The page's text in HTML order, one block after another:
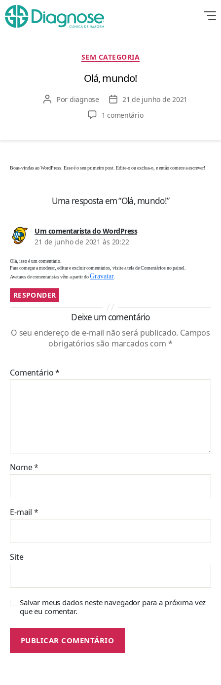
SEM CATEGORIA
Olá, mundo!
Autor
Por diagnose
Data
publicação
21 de junho de 2021
1 comentárioem
Boas-vindas ao WordPress. Esse é o seu primeiro post. Edite-o ou exclua-o, e então comece a escrever!
Uma resposta em “Olá, mundo!”
Um comentarista do WordPressdiz:
21 de junho de 2021 às 20:22
Olá, isso é um comentário.
Para começar a moderar, editar e excluir comentários, visite a tela de Comentários no painel.
Avatares de comentaristas vêm a partir doGravatar.
RESPONDER
Deixe um comentário
O seu endereço de e-mail não será publicado. Campos
obrigatórios são marcados com *
Comentário*
Nome*
E-mail *
Site
Salvar meus dados neste navegador para a próxima vez
que eu comentar.